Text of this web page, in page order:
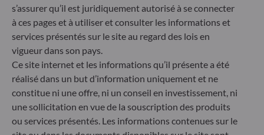
s’assurer qu’il est juridiquement autorisé à se connecter
à ces pages et à utiliser et consulter les informations et
services présentés sur le site au regard des lois en
vigueur dans son pays.
Ce site internet et les informations qu’il présente a été
réalisé dans un but d’information uniquement et ne
constitue ni une offre, ni un conseil en investissement, ni
une sollicitation en vue de la souscription des produits
ou services présentés. Les informations contenues sur le